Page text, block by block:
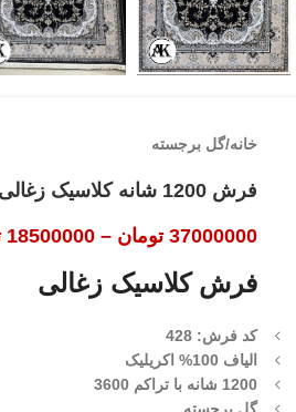
خانه/گل برجسته
فرش 1200 شانه کلاسیک زغالی
37000000 تومان –
18500000
فرش کلاسیک زغالی
کد فرش: 428
الیاف 100% اکریلیک
1200 شانه با تراکم 3600